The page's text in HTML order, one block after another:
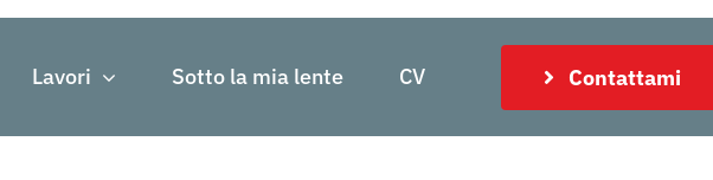
Lavori Sotto la mia lente CV Contattami